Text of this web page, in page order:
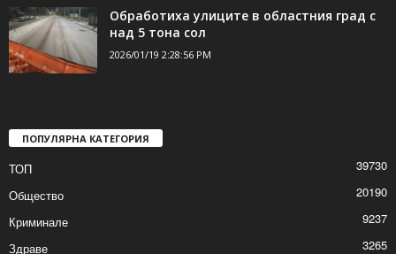
Обработиха улиците в областния град с
над 5 тона сол
2026/01/19 2:28:56 PM
ПОПУЛЯРНА КАТЕГОРИЯ
ТОП
39730
Общество
20190
Криминале
9237
Здраве
3265